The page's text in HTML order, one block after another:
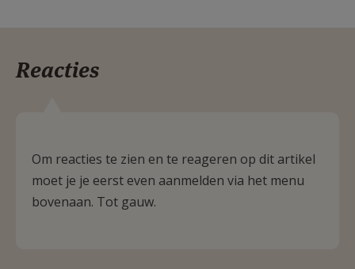
Reacties
Om reacties te zien en te reageren op dit artikel
moet je je eerst even aanmelden via het menu
bovenaan. Tot gauw.